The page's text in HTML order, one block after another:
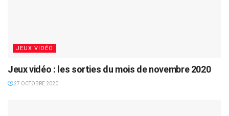
JEUX VIDÉO
Jeux vidéo : les sorties du mois de novembre 2020
27 OCTOBRE 2020